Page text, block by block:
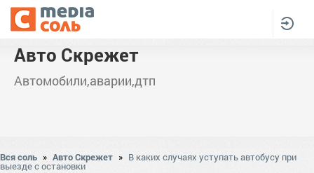
Авто Скрежет
Автомобили,аварии,дтп
Вся соль » Авто Скрежет » В каких случаях уступать автобусу при
выезде с остановки